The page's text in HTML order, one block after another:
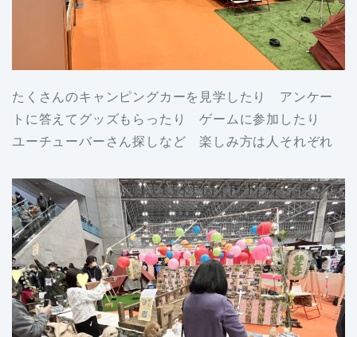
たくさんのキャンピングカーを見学したり アンケー
トに答えてグッズもらったり ゲームに参加したり
ユーチューバーさん探しなど 楽しみ方は人それぞれ